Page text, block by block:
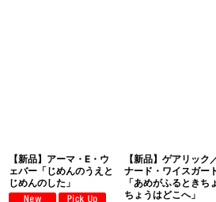
【新品】アーマ・E・ウ
ェバー「じめんのうえと
じめんのした」
【新品】ゲアリック
ナード・ワイスガー
「あめがふるときち
ちょうはどこへ」